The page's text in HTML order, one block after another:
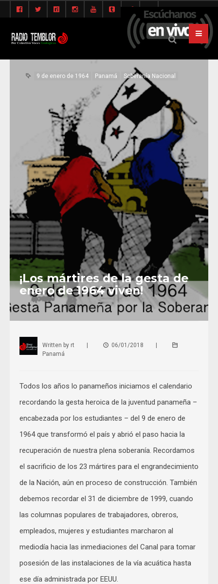
9 de enero de 1964 Panamá Soberanía Nacional
¡Los mártires de la gesta de
enero de 1964 viven!
Written by rt | 06/01/2018
|
Panamá
Todos los años lo panameños iniciamos el calendario
recordando la gesta heroica de la juventud panameña –
encabezada por los estudiantes – del 9 de enero de
1964 que transformó el país y abrió el paso hacia la
recuperación de nuestra plena soberanía. Recordamos
el sacrificio de los 23 mártires para el engrandecimiento
de la Nación, aún en proceso de construcción. También
debemos recordar el 31 de diciembre de 1999, cuando
las columnas populares de trabajadores, obreros,
empleados, mujeres y estudiantes marcharon al
mediodía hacia las inmediaciones del Canal para tomar
posesión de las instalaciones de la vía acuática hasta
ese día administrada por EEUU.